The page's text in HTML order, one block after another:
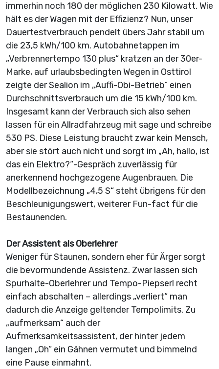
immerhin noch 180 der möglichen 230 Kilowatt. Wie
hält es der Wagen mit der Effizienz? Nun, unser
Dauertestverbrauch pendelt übers Jahr stabil um
die 23,5 kWh/100 km. Autobahn­etappen im
„Verbrennertempo 130 plus“ kratzen an der 30er-
Marke, auf urlaubsbedingten Wegen in Osttirol
zeigte der Sealion im „Auffi-Obi-Betrieb“ einen
Durchschnittsverbrauch um die 15 kWh/100 km.
Insgesamt kann der Verbrauch sich also sehen
lassen für ein Allradfahrzeug mit sage und schreibe
530 PS. Diese Leistung braucht zwar kein Mensch,
aber sie stört auch nicht und sorgt im „Ah, hallo, ist
das ein Elektro?“-Gespräch zuverlässig für
anerkennend hochgezogene Augenbrauen. Die
Modellbezeichnung „4,5 S“ steht übrigens für den
Beschleunigungswert, weiterer Fun-fact für die
Bestaunenden.
Der Assistent als Oberlehrer
Weniger für Staunen, sondern eher für Ärger sorgt
die bevormundende Assistenz. Zwar lassen sich
Spurhalte-Oberlehrer und Tempo-Piepserl recht
einfach abschalten – allerdings „verliert“ man
dadurch die Anzeige geltender Tempolimits. Zu
„aufmerksam“ auch der
Aufmerksamkeitsassistent, der hinter jedem
langen „Oh“ ein Gähnen vermutet und bimmelnd
eine Pause einmahnt.